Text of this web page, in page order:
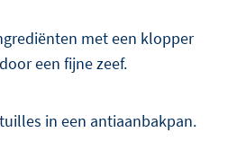
met een klopper
een fijne zeef.
in een antiaanbakpan.